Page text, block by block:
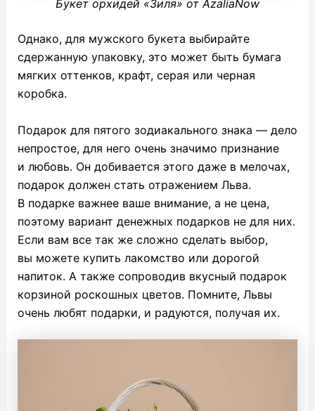
Букет орхидей «Зиля» от AzaliaNow
Однако, для мужского букета выбирайте
сдержанную упаковку, это может быть бумага
мягких оттенков, крафт, серая или черная
коробка.
Подарок для пятого зодиакального знака — дело
непростое, для него очень значимо признание
и любовь. Он добивается этого даже в мелочах,
подарок должен стать отражением Льва.
В подарке важнее ваше внимание, а не цена,
поэтому вариант денежных подарков не для них.
Если вам все так же сложно сделать выбор,
вы можете купить лакомство или дорогой
напиток. А также сопроводив вкусный подарок
корзиной роскошных цветов. Помните, Львы
очень любят подарки, и радуются, получая их.